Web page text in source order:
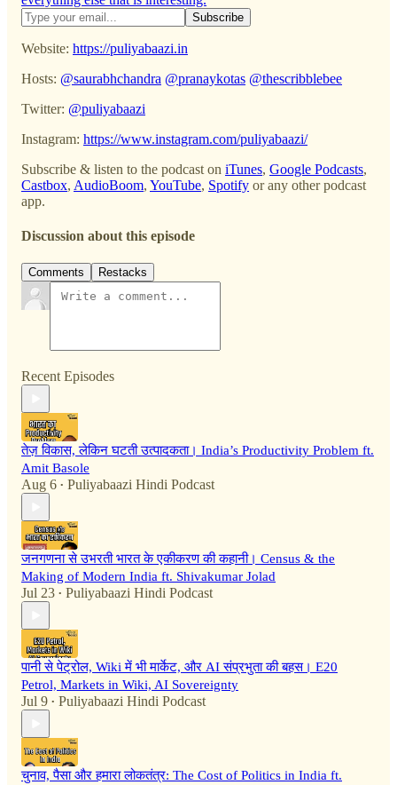
Website: https://puliyabaazi.in
Hosts: @saurabhchandra @pranaykotas @thescribblebee
Twitter: @puliyabaazi
Instagram: https://www.instagram.com/puliyabaazi/
Subscribe & listen to the podcast on iTunes, Google Podcasts,
Castbox, AudioBoom, YouTube, Spotify or any other podcast
app.
Discussion about this episode
Comments Restacks
Recent Episodes
तेज़ विकास, लेकिन घटती उत्पादकता। India’s Productivity Problem ft.
Amit Basole
Aug 6 • Puliyabaazi Hindi Podcast
जनगणना से उभरती भारत के एकीकरण की कहानी। Census & the
Making of Modern India ft. Shivakumar Jolad
Jul 23 • Puliyabaazi Hindi Podcast
पानी से पेट्रोल, Wiki में भी मार्केट, और AI संप्रभुता की बहस। E20
Petrol, Markets in Wiki, AI Sovereignty
Jul 9 • Puliyabaazi Hindi Podcast
चुनाव, पैसा और हमारा लोकतंत्र: The Cost of Politics in India ft.